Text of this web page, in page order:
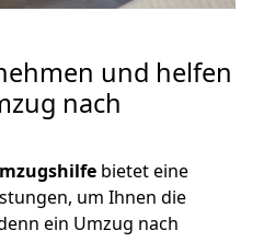
und helfen
nach
bietet eine
um Ihnen die
ein Umzug nach